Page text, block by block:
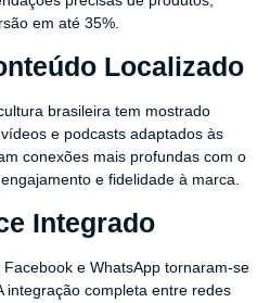
em até 35%.
Localizado
brasileira tem mostrado
e podcasts adaptados às
conexões mais profundas com o
e fidelidade à marca.
Integrado
e WhatsApp tornaram-se
integração completa entre redes